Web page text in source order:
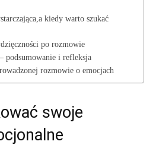
kiedy warto szukać
po rozmowie
podsumowanie i refleksja
rozmowie o emocjach
swoje